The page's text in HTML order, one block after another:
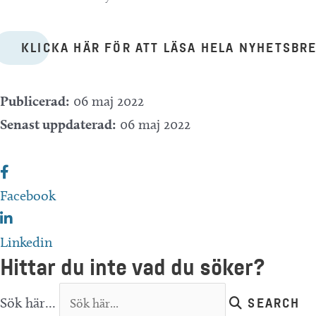
KLICKA HÄR FÖR ATT LÄSA HELA
Publicerad: 06 maj 2022
Senast uppdaterad: 06 maj 2022
Facebook
Linkedin
Hittar du inte vad du söker?
Sök här... SEARCH